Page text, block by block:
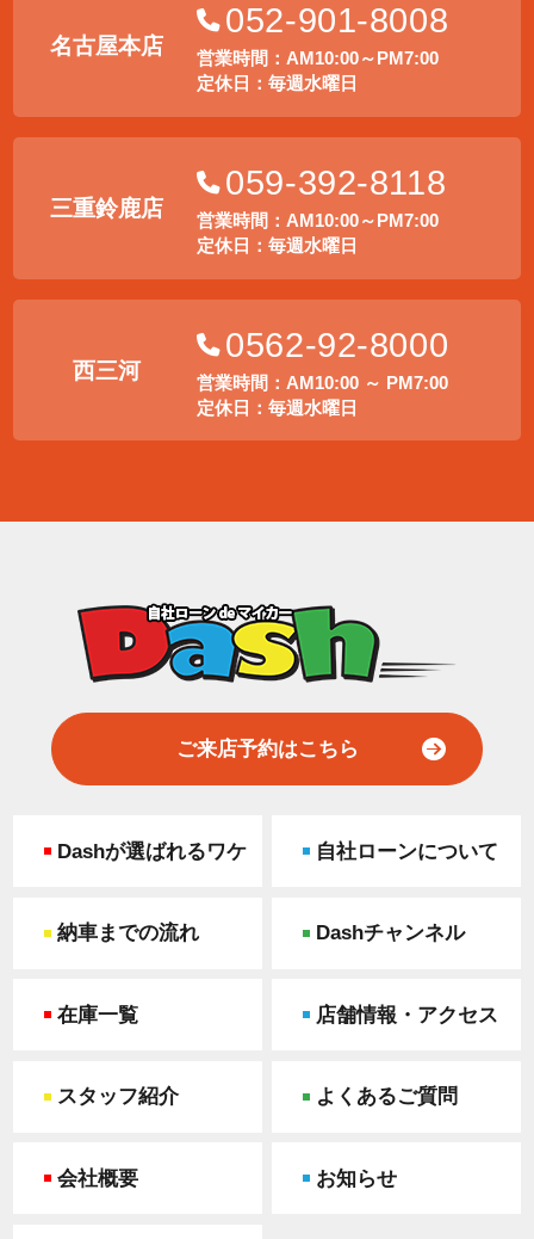
名古屋本店
052-901-8008
営業時間：AM10:00～PM7:00
定休日：毎週水曜日
三重鈴鹿店
059-392-8118
営業時間：AM10:00～PM7:00
定休日：毎週水曜日
西三河
0562-92-8000
営業時間：AM10:00 ～ PM7:00
定休日：毎週水曜日
ご来店予約はこちら
Dashが選ばれるワケ 自社ローンについて
納車までの流れ Dashチャンネル
在庫一覧 店舗情報・アクセス
スタッフ紹介 よくあるご質問
会社概要 お知らせ